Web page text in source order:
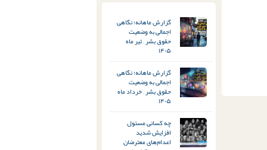
گزارش ماهانه؛ نگاهی
اجمالی به وضعیت
حقوق بشر – تیر ماه
۱۴۰۵
گزارش ماهانه؛ نگاهی
اجمالی به وضعیت
حقوق بشر – خرداد ماه
۱۴۰۵
چه کسانی مسئول
افزایش شدید
اعدام‌های معترضان